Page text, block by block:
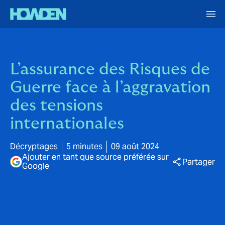
L’assurance des Risques de
Guerre face à l’aggravation
des tensions
internationales
Décryptages 5 minutes
09 août 2024
Ajouter en tant que source préférée sur
Google
Partager